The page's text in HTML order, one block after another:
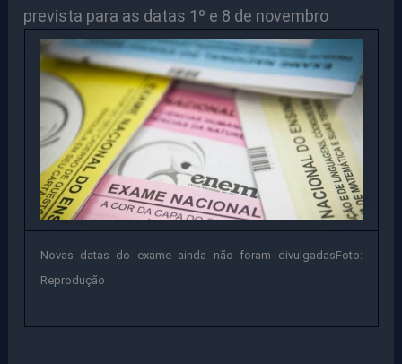
prevista para as datas 1º e 8 de novembro
Novas datas do exame ainda não foram divulgadasFoto:
Reprodução